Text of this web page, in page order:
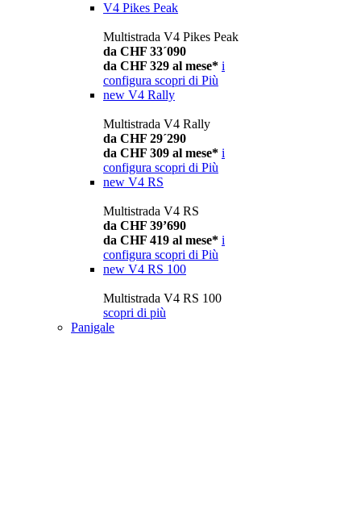
V4 Pikes Peak
Multistrada V4 Pikes Peak
da CHF 33´090
da CHF 329 al mese* i
configura scopri di Più
new V4 Rally
Multistrada V4 Rally
da CHF 29´290
da CHF 309 al mese* i
configura scopri di Più
new V4 RS
Multistrada V4 RS
da CHF 39’690
da CHF 419 al mese* i
configura scopri di Più
new V4 RS 100
Multistrada V4 RS 100
scopri di più
Panigale